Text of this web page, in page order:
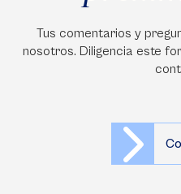
Tus comentarios y
nosotros. Diligencia este